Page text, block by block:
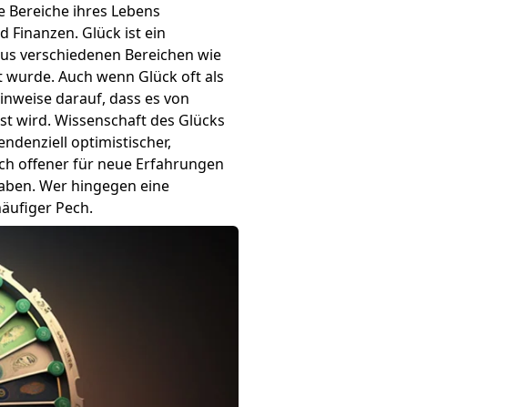
Bereiche ihres Lebens
Finanzen. Glück ist ein
verschiedenen Bereichen wie
Auch wenn Glück oft als
darauf, dass es von
wird. Wissenschaft des Glücks
optimistischer,
offener für neue Erfahrungen
Wer hingegen eine
Pech.